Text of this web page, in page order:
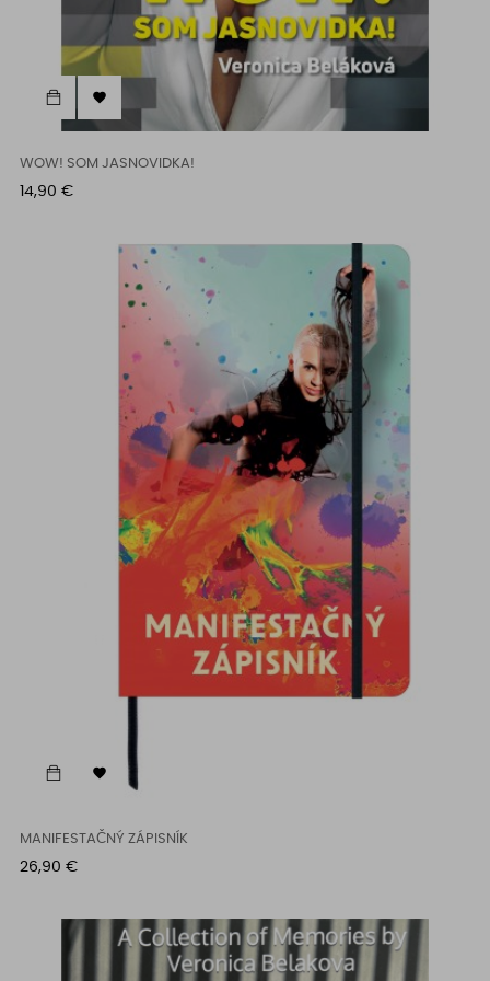

WOW! SOM JASNOVIDKA!
Cena
14,90 €

MANIFESTAČNÝ ZÁPISNÍK
Cena
26,90 €